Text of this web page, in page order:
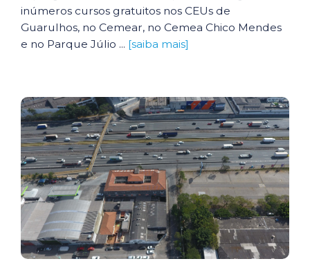
inúmeros cursos gratuitos nos CEUs de
Guarulhos, no Cemear, no Cemea Chico Mendes
e no Parque Júlio ... [saiba mais]